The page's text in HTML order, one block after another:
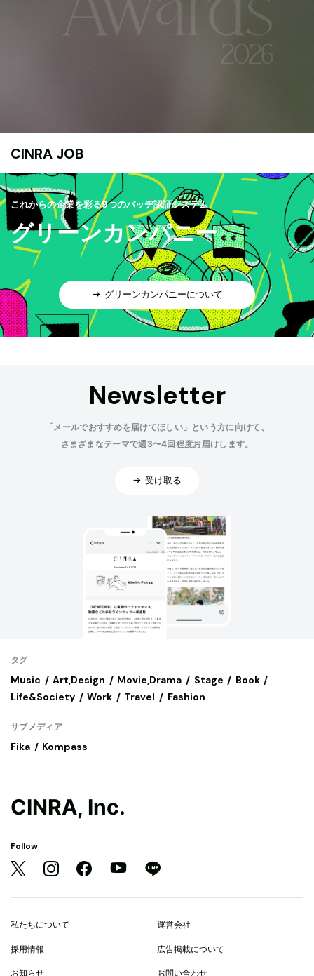
CINRA JOB
これからの企業を彩る9つのバッヂ認証システム
グリーンカンパニー
グリーンカンパニーについて
Newsletter
「メールでおすすめを届けてほしい」という方に向けて、
さまざまなテーマで週3〜4回程度お届けします。
受け取る
タグ
Music Art,Design Movie,Drama Stage
Book
Life&Society
Work Travel Fashion
サブメディア
Fika Kompass
CINRA, Inc.
Follow
私たちについて 運営会社
採用情報 広告掲載について
お知らせ お問い合わせ